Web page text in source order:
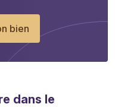
bien
dans le